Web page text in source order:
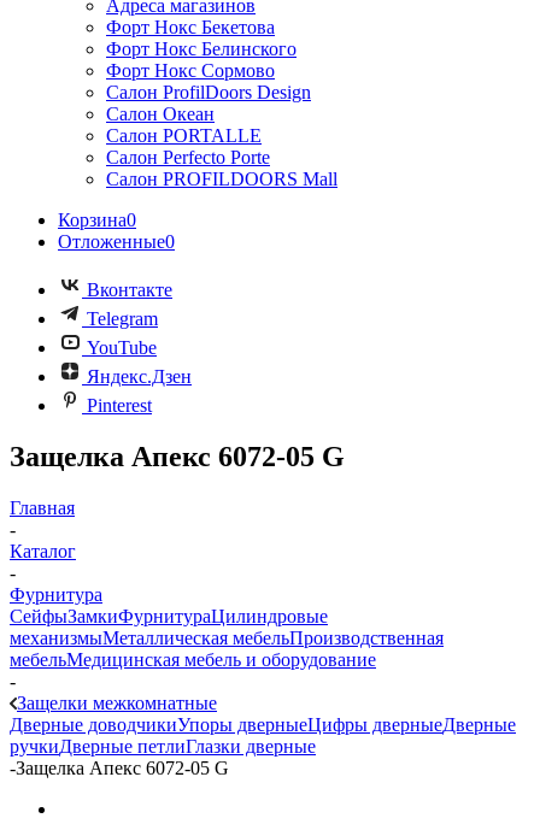
Адреса магазинов
Форт Нокс Бекетова
Форт Нокс Белинского
Форт Нокс Сормово
Салон ProfilDoors Design
Салон Океан
Салон PORTALLE
Салон Perfecto Portе
Салон PROFILDOORS Mall
Корзина0
Отложенные0
Вконтакте
Telegram
YouTube
Яндекс.Дзен
Pinterest
Защелка Апекс 6072-05 G
Главная
-
Каталог
-
Фурнитура
СейфыЗамкиФурнитураЦилиндровые
механизмыМеталлическая мебельПроизводственная
мебельМедицинская мебель и оборудование
-
Защелки межкомнатные
Дверные доводчикиУпоры дверныеЦифры дверныеДверные
ручкиДверные петлиГлазки дверные
-Защелка Апекс 6072-05 G